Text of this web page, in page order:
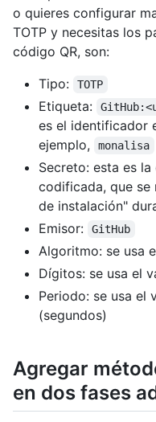
o quieres configurar
TOTP y necesitas los
código QR, son:
Tipo:
TOTP
Etiqueta:
es el identificador
ejemplo,
monalisa
Secreto: esta es
codificada, que se
de instalación"
Emisor:
GitHub
Algoritmo: se usa
Dígitos: se usa el
Periodo: se usa el
(segundos)
Agregar
en dos fases